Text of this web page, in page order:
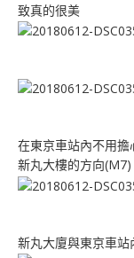
致真的很美
在東京車站內不用
新丸大樓的方向(M7)
新丸大廈與東京車站